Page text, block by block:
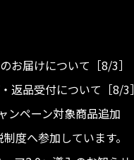
お届けについて［8/3］
返品受付について［8/3］
ンペーン対象商品追加
度へ参加しています。